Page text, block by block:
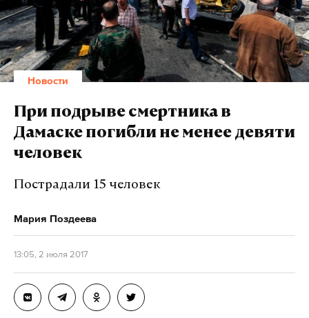
Новости
При подрыве смертника в
Дамаске погибли не менее девяти
человек
Пострадали 15 человек
Мария Поздеева
13:05, 2 июля 2017